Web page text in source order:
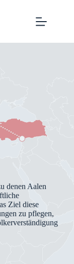
denen Aalen
Ziel diese
zu pflegen,